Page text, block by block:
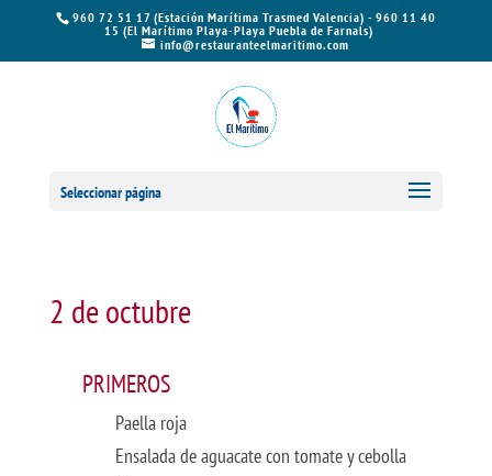
960 72 51 17 (Estación Marítima Trasmed Valencia) - 960 11 40
15 (El Marítimo Playa-Playa Puebla de Farnals)
info@restauranteelmaritimo.com
Seleccionar página
2 de octubre
PRIMEROS
Paella roja
Ensalada de aguacate con tomate y cebolla